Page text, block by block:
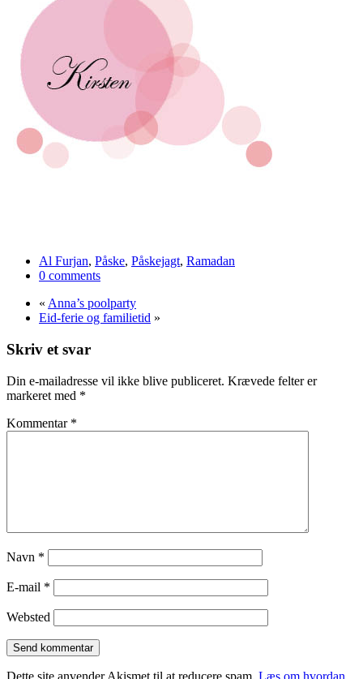
Al Furjan, Påske, Påskejagt, Ramadan
0 comments
« Anna’s poolparty
Eid-ferie og familietid »
Skriv et svar
Din e-mailadresse vil ikke blive publiceret. Krævede felter er
markeret med *
Kommentar *
Navn *
E-mail *
Websted
Dette site anvender Akismet til at reducere spam. Læs om hvordan